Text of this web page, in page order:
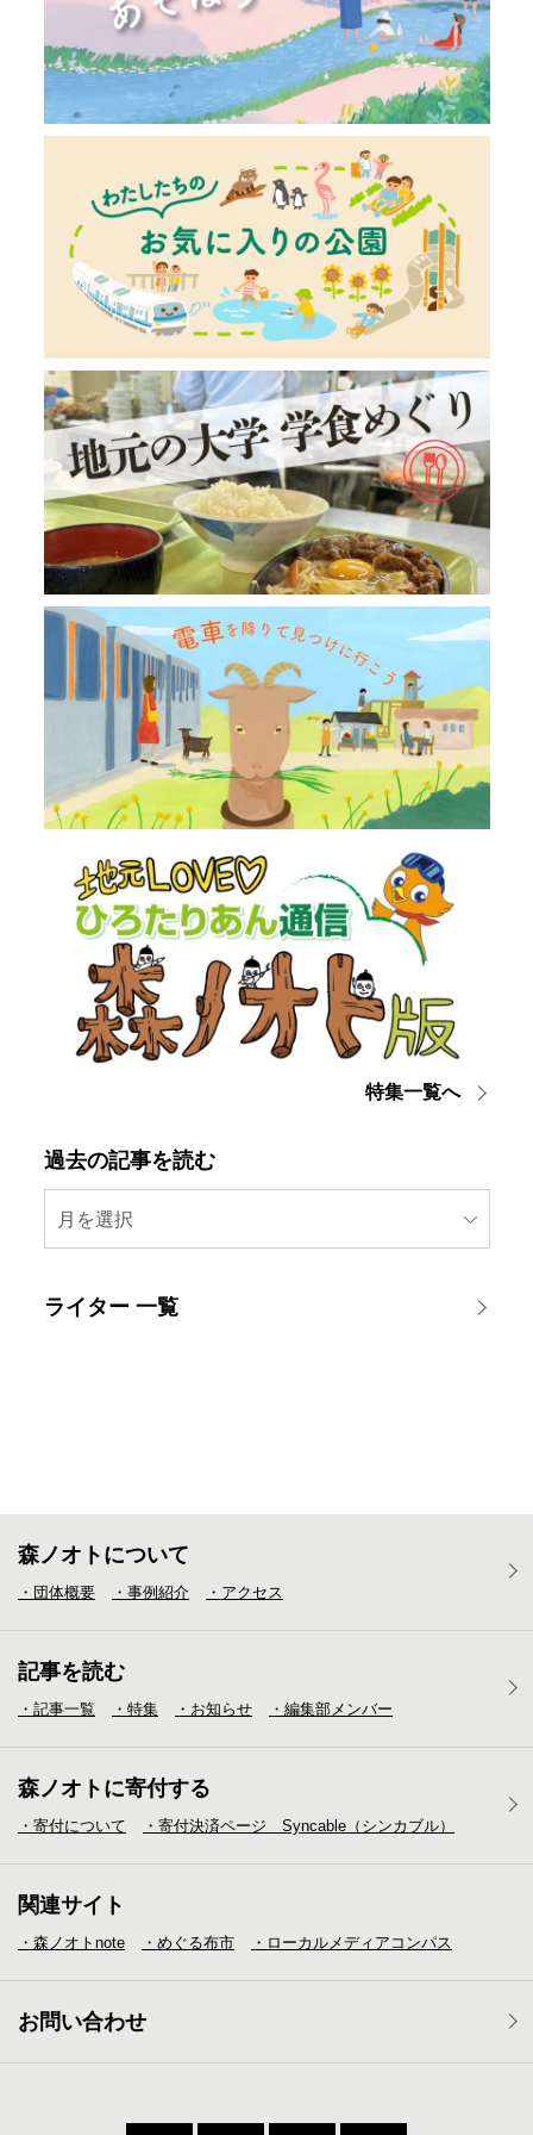
特集一覧へ
過去の記事を読む
月を選択
ライター 一覧
森ノオトについて
・団体概要 ・事例紹介 ・アクセス
記事を読む
・記事一覧 ・特集 ・お知らせ ・編集部メンバー
森ノオトに寄付する
・寄付について ・寄付決済ページ Syncable（シンカブル）
関連サイト
・森ノオトnote ・めぐる布市 ・ローカルメディア コンパス
お問い合わせ